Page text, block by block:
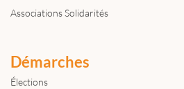
Associations Solidarités
Démarches
Élections